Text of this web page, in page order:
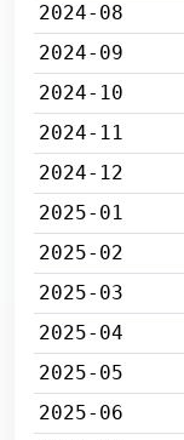
2024-08
2024-09
2024-10
2024-11
2024-12
2025-01
2025-02
2025-03
2025-04
2025-05
2025-06